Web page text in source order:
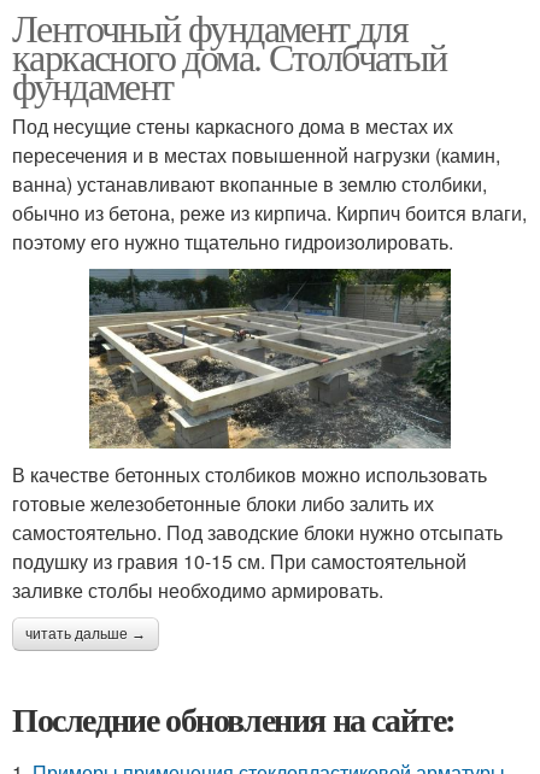
Ленточный фундамент для
каркасного дома. Столбчатый
фундамент
Под несущие стены каркасного дома в местах их
пересечения и в местах повышенной нагрузки (камин,
ванна) устанавливают вкопанные в землю столбики,
обычно из бетона, реже из кирпича. Кирпич боится влаги,
поэтому его нужно тщательно гидроизолировать.
В качестве бетонных столбиков можно использовать
готовые железобетонные блоки либо залить их
самостоятельно. Под заводские блоки нужно отсыпать
подушку из гравия 10-15 см. При самостоятельной
заливке столбы необходимо армировать.
читать дальше →
Последние обновления на сайте: